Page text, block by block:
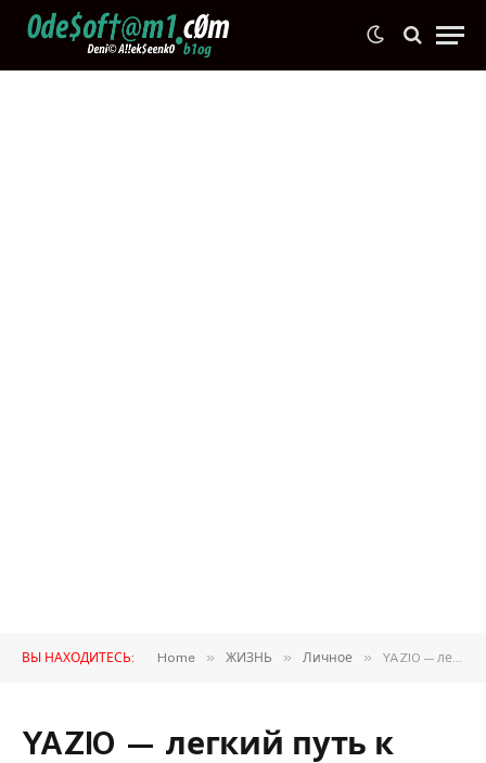
ВЫ НАХОДИТЕСЬ: Home » ЖИЗНЬ » Личное » YAZIO — легкий путь к здоровью и питание которое помогает востановиться
YAZIO — легкий путь к